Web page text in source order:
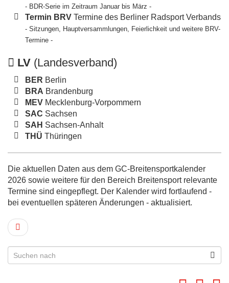
- BDR-Serie im Zeitraum Januar bis März -
Termin BRV Termine des Berliner Radsport Verbands
- Sitzungen, Hauptversammlungen, Feierlichkeit und weitere BRV-
Termine -
LV (Landesverband)
BER Berlin
BRA Brandenburg
MEV Mecklenburg-Vorpommern
SAC Sachsen
SAH Sachsen-Anhalt
THÜ Thüringen
Die aktuellen Daten aus dem GC-Breitensportkalender
2026 sowie weitere für den Bereich Breitensport relevante
Termine sind eingepflegt. Der Kalender wird fortlaufend -
bei eventuellen späteren Änderungen - aktualisiert.